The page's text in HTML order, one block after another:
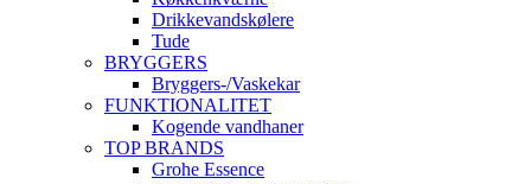
Drikkevandskølere
Tude
BRYGGERS
Bryggers-/Vaskekar
FUNKTIONALITET
Kogende vandhaner
TOP BRANDS
Grohe Essence